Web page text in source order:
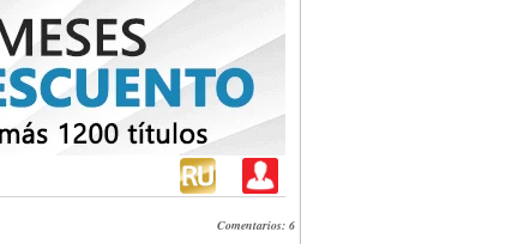
Comentarios: 6